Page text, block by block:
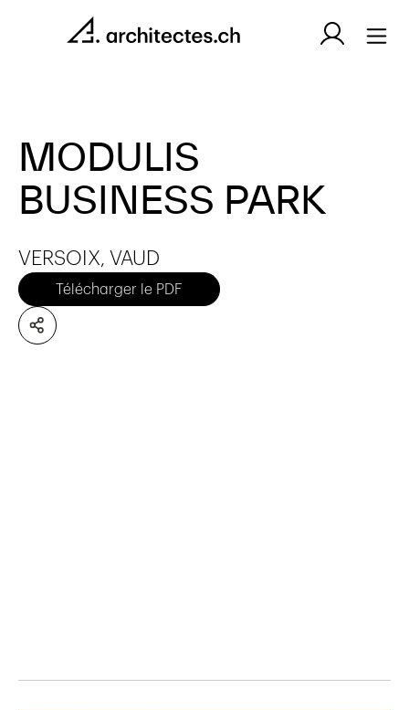
MODULIS
BUSINESS PARK
VERSOIX, VAUD
Télécharger le PDF